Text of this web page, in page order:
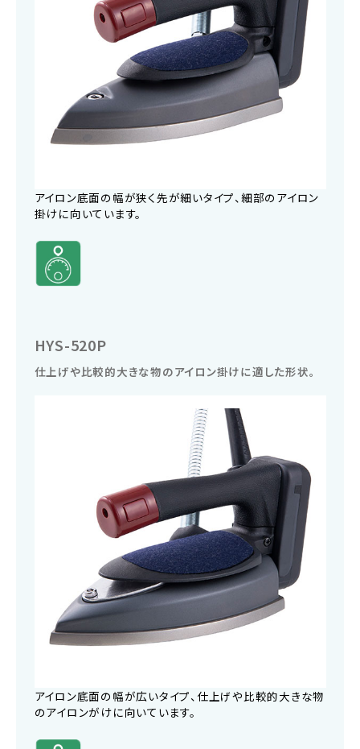
アイロン底面の幅が狭く先が細いタイプ、細部のアイロン
掛けに向いています。
HYS-520P
仕上げや比較的大きな物のアイロン掛けに適した形状。
アイロン底面の幅が広いタイプ、仕上げや比較的大きな物
のアイロンがけに向いています。